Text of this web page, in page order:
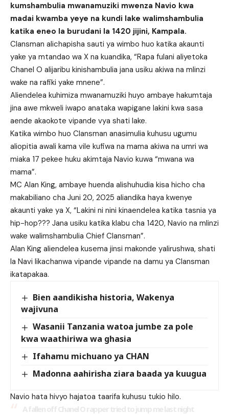
kumshambulia mwanamuziki mwenza Navio kwa
madai kwamba yeye na kundi lake walimshambulia
katika eneo la burudani la 1420 jijini, Kampala.
Clansman alichapisha sauti ya wimbo huo katika akaunti
yake ya mtandao wa X na kuandika, “Rapa fulani aliyetoka
Chanel O alijaribu kinishambulia jana usiku akiwa na mlinzi
wake na rafiki yake mnene”.
Aliendelea kuhimiza mwanamuziki huyo ambaye hakumtaja
jina awe mkweli iwapo anataka wapigane lakini kwa sasa
aende akaokote vipande vya shati lake.
Katika wimbo huo Clansman anasimulia kuhusu ugumu
aliopitia awali kama vile kufiwa na mama akiwa na umri wa
miaka 17 pekee huku akimtaja Navio kuwa “mwana wa
mama”.
MC Alan King, ambaye huenda alishuhudia kisa hicho cha
makabiliano cha Juni 20, 2025 aliandika haya kwenye
akaunti yake ya X, “Lakini ni nini kinaendelea katika tasnia ya
hip-hop??? Jana usiku katika klabu cha 1420, Navio na mlinzi
wake walimshambulia Chief Clansman”.
Alan King aliendelea kusema jinsi makonde yalirushwa, shati
la Navi likachanwa vipande vipande na damu ya Clansman
ikatapakaa.
Bien aandikisha historia, Wakenya
wajivuna
Wasanii Tanzania watoa jumbe za pole
kwa waathiriwa wa ghasia
Ifahamu michuano ya CHAN
Madonna aahirisha ziara baada ya kuugua
Navio hata hivyo hajatoa taarifa kuhusu tukio hilo.